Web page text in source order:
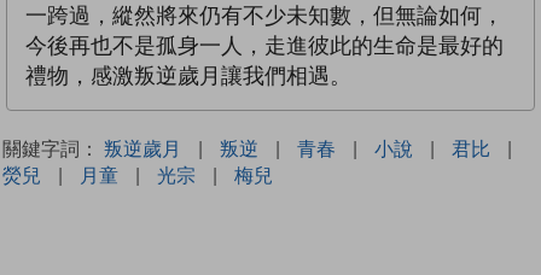
一跨過，縱然將來仍有不少未知數，但無論如何，
今後再也不是孤身一人，走進彼此的生命是最好的
禮物，感激叛逆歲月讓我們相遇。
關鍵字詞： 叛逆歲月 | 叛逆 | 青春 | 小說 | 君比
|
熒兒
| 月童 | 光宗 | 梅兒